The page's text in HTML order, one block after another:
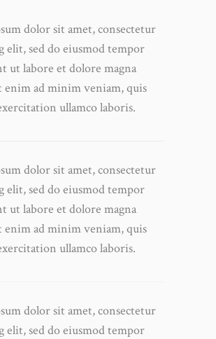
dolor sit amet, consectetur
elit, sed do eiusmod tempor
ut labore et dolore magna
enim ad minim veniam, quis
ullamco laboris.
dolor sit amet, consectetur
elit, sed do eiusmod tempor
ut labore et dolore magna
enim ad minim veniam, quis
ullamco laboris.
dolor sit amet, consectetur
elit, sed do eiusmod tempor